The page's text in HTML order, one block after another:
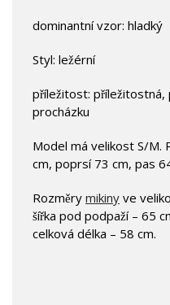
dominantní vzor: hladký
Styl: ležérní
příležitost: příležitostná,
procházku
Model má velikost S/M.
cm, poprsí 73 cm, pas
Rozměry mikiny ve
šířka pod podpaží – 65
celková délka – 58 cm.